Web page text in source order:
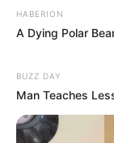
HABERION
A Dying Polar
BUZZ DAY
Man Teaches